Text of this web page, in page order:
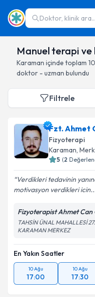
Doktor, klinik ara...
Manuel terapi
Karaman içinde toplam 10
doktor - uzman bulundu
Filtrele
Fzt. Ahmet
Fizyoterapi
Karaman,
5 (2
Verdikleri tedavinin
motivasyon verdikleri
Fizyoterapist Ahmet Can
TAHSİN ÜNAL MAHALLESİ
KARAMAN MERKEZ
En Yakın Saatler
10 Ağu
17:00
10 Ağu
17:30